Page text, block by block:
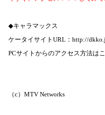
◆キャラマックス
ケータイサイト URL ： http://
PCサイトからのアクセス方法は
（c） MTV Networks